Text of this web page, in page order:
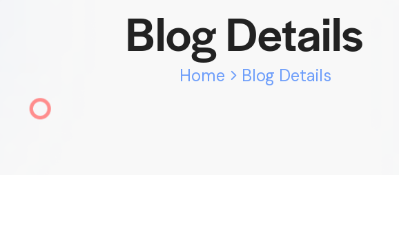
Blog Details
Home Blog Details